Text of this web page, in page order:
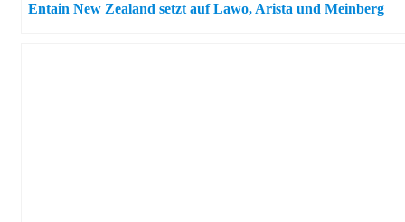
Entain New Zealand setzt auf Lawo, Arista und Meinberg